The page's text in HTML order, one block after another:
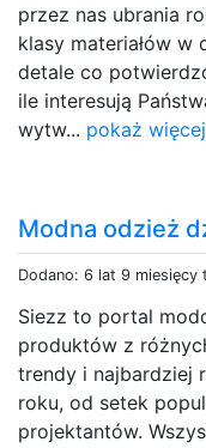
przez nas ubrania
klasy materiałów w
detale co
ile interesują
wytw... pokaż
Modna odzież
Dodano: 6 lat 9 miesięcy
Siezz to portal
produktów z
trendy i najbardziej
roku, od setek
projektantów.